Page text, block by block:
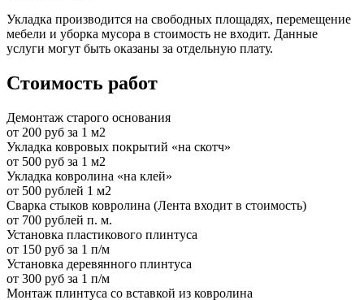
Укладка производится на свободных площадях, перемещение
мебели и уборка мусора в стоимость не входит. Данные
услуги могут быть оказаны за отдельную плату.
Стоимость работ
Демонтаж старого основания
от 200 руб за 1 м2
Укладка ковровых покрытий «на скотч»
от 500 руб за 1 м2
Укладка ковролина «на клей»
от 500 рублей 1 м2
Сварка стыков ковролина (Лента входит в стоимость)
от 700 рублей п. м.
Установка пластикового плинтуса
от 150 руб за 1 п/м
Установка деревянного плинтуса
от 300 руб за 1 п/м
Монтаж плинтуса со вставкой из ковролина